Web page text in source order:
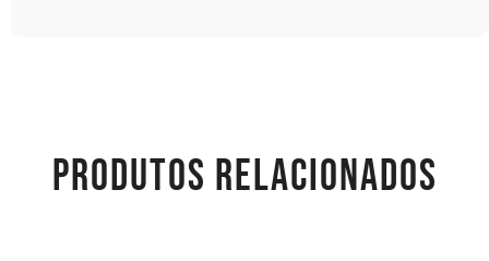
PRODUTOS RELACIONADOS